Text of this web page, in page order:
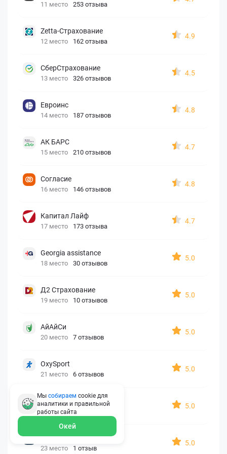
11 место 253 отзыва
Zetta-Страхование
12 место 162 отзыва
4.9
СберСтрахование
13 место 326 отзывов
4.5
Евроинс
14 место 187 отзывов
4.8
АК БАРС
15 место 210 отзывов
4.7
Согласие
16 место 146 отзывов
4.8
Капитал Лайф
17 место 173 отзыва
4.7
Georgia assistance
18 место 30 отзывов
5.0
Д2 Страхование
19 место 10 отзывов
5.0
АйАйСи
20 место 7 отзывов
5.0
OxySport
21 место 6 отзывов
5.0
ERGO AXA
22 место 2 отзыва
5.0
Oxy Travel Premium
23 место 1 отзыв
5.0
Мы собираем cookie для
аналитики и правильной
работы сайта
Окей